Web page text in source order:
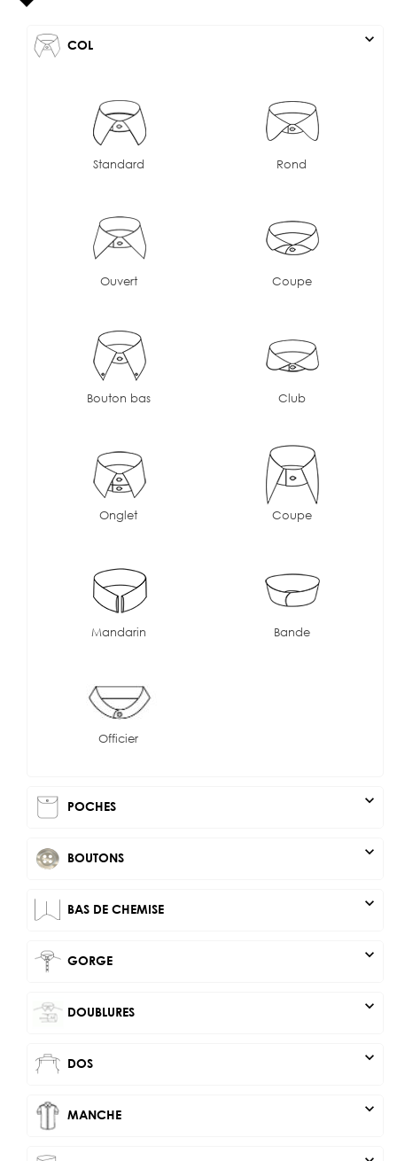
COL expand_more
Standard Rond
Ouvert Coupe
Bouton bas Club
Onglet Coupe
Mandarin Bande
Officier
POCHES expand_more
BOUTONS expand_more
BAS DE CHEMISE expand_more
GORGE expand_more
DOUBLURES expand_more
DOS expand_more
MANCHE expand_more